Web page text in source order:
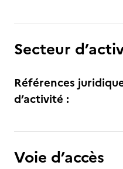
Secteur
Références
d’activité :
Voie d’accès